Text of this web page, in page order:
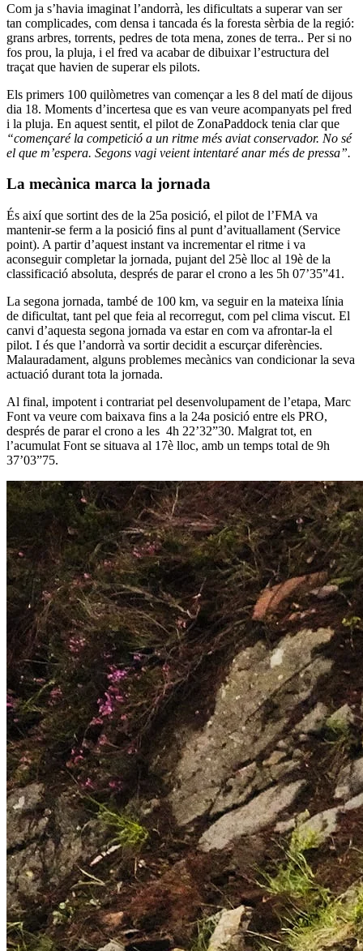
Com ja s’havia imaginat l’andorrà, les dificultats a superar van ser
tan complicades, com densa i tancada és la foresta sèrbia de la regió:
grans arbres, torrents, pedres de tota mena, zones de terra.. Per si no
fos prou, la pluja, i el fred va acabar de dibuixar l’estructura del
traçat que havien de superar els pilots.
Els primers 100 quilòmetres van començar a les 8 del matí de dijous
dia 18. Moments d’incertesa que es van veure acompanyats pel fred
i la pluja. En aquest sentit, el pilot de ZonaPaddock tenia clar que
“començaré la competició a un ritme més aviat conservador. No sé
el que m’espera. Segons vagi veient intentaré anar més de pressa”.
La mecànica marca la jornada
És així que sortint des de la 25a posició, el pilot de l’FMA va
mantenir-se ferm a la posició fins al punt d’avituallament (Service
point). A partir d’aquest instant va incrementar el ritme i va
aconseguir completar la jornada, pujant del 25è lloc al 19è de la
classificació absoluta, després de parar el crono a les 5h 07’35”41.
La segona jornada, també de 100 km, va seguir en la mateixa línia
de dificultat, tant pel que feia al recorregut, com pel clima viscut. El
canvi d’aquesta segona jornada va estar en com va afrontar-la el
pilot. I és que l’andorrà va sortir decidit a escurçar diferències.
Malauradament, alguns problemes mecànics van condicionar la seva
actuació durant tota la jornada.
Al final, impotent i contrariat pel desenvolupament de l’etapa, Marc
Font va veure com baixava fins a la 24a posició entre els PRO,
després de parar el crono a les 4h 22’32”30. Malgrat tot, en
l’acumulat Font se situava al 17è lloc, amb un temps total de 9h
37’03”75.